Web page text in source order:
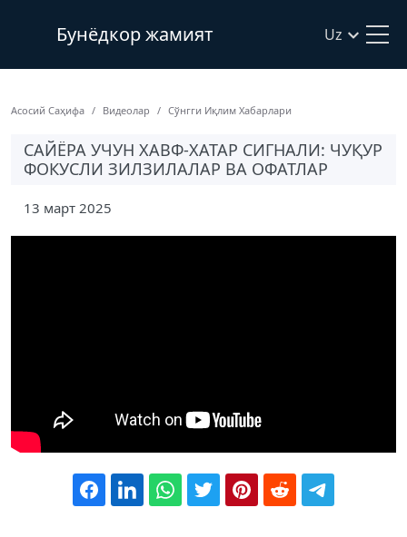
Бунёдкор жамият Uz
Асосий Саҳифа Видеолар Сўнгги Иқлим Хабарлари
САЙЁРА УЧУН ХАВФ-ХАТАР СИГНАЛИ: ЧУҚУР
ФОКУСЛИ ЗИЛЗИЛАЛАР ВА ОФАТЛАР
13 март 2025